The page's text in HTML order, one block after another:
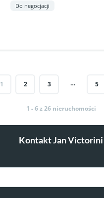
Do negocjacji
1 2 3 … 5
1 - 6 z 26 nieruchomości
Kontakt Jan Victorini